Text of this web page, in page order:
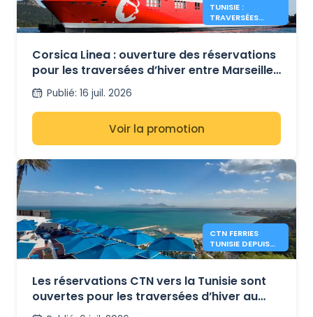
TUNISIE :
TRAVERSÉES
D’HIVER
CORSICA LINEA
Corsica Linea : ouverture des réservations
pour les traversées d’hiver entre Marseille
et Tunis
Publié: 16 juil. 2026
Voir la promotion
CTN FERRIES
TUNISIE DEPUIS
MARSEILLE ET
Les réservations CTN vers la Tunisie sont
ouvertes pour les traversées d’hiver au
départ de Marseille et Gênes